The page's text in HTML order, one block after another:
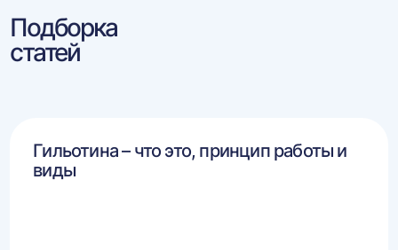
Подборка
статей
Гильотина – что это, принцип работы и
виды